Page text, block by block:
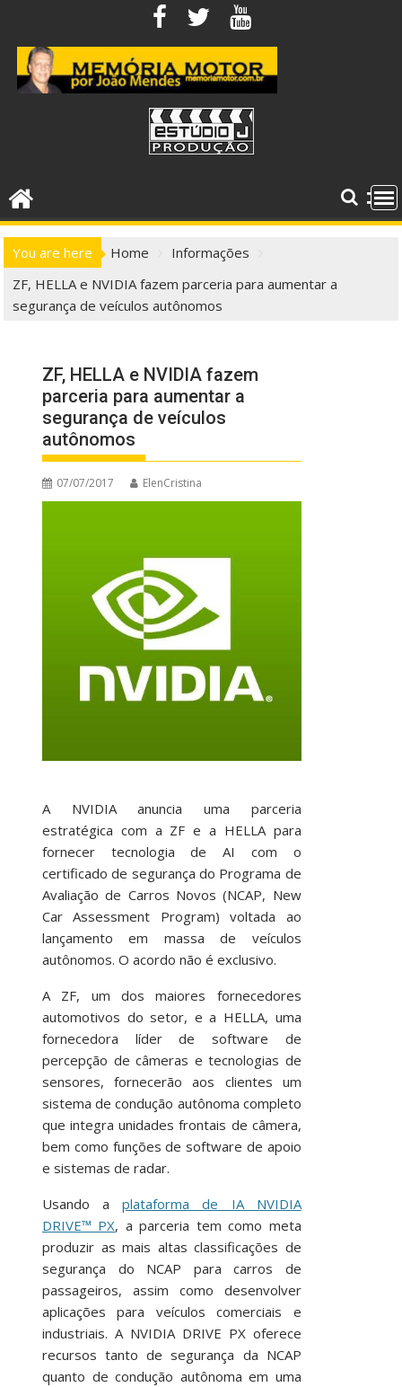
content
You are here Home
Informações
ZF, HELLA e NVIDIA fazem parceria para aumentar a
segurança de veículos autônomos
ZF, HELLA e NVIDIA fazem
parceria para aumentar a
segurança de veículos
autônomos
07/07/2017 ElenCristina
A NVIDIA anuncia uma parceria
estratégica com a ZF e a HELLA para
fornecer tecnologia de AI com o
certificado de segurança do Programa de
Avaliação de Carros Novos (NCAP, New
Car Assessment Program) voltada ao
lançamento em massa de veículos
autônomos. O acordo não é exclusivo.
A ZF, um dos maiores fornecedores
automotivos do setor, e a HELLA, uma
fornecedora líder de software de
percepção de câmeras e tecnologias de
sensores, fornecerão aos clientes um
sistema de condução autônoma completo
que integra unidades frontais de câmera,
bem como funções de software de apoio
e sistemas de radar.
Usando aplataforma de IA NVIDIA
DRIVE™ PX, a parceria tem como meta
produzir as mais altas classificações de
segurança do NCAP para carros de
passageiros, assim como desenvolver
aplicações para veículos comerciais e
industriais. A NVIDIA DRIVE PX oferece
recursos tanto de segurança da NCAP
quanto de condução autônoma em uma